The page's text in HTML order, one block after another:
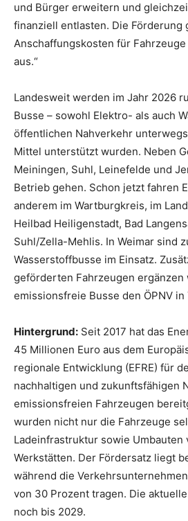
und Bürger erweitern und
finanziell entlasten. Die Förderung
Anschaffungskosten für
aus.“
Landesweit werden im Jahr 2026
Busse – sowohl Elektro- als auch
öffentlichen Nahverkehr
Mittel unterstützt wurden. Neben
Meiningen, Suhl, Leinefelde und
Betrieb gehen. Schon jetzt fahren
anderem im Wartburgkreis, im
Heilbad Heiligenstadt, Bad
Suhl/Zella-Mehlis. In Weimar sind
Wasserstoffbusse im Einsatz.
geförderten Fahrzeugen ergänzen
emissionsfreie Busse den ÖPNV
Hintergrund: Seit 2017 hat das
45 Millionen Euro aus dem
regionale Entwicklung (EFRE) für
nachhaltigen und zukunftsfähigen
emissionsfreien Fahrzeugen
wurden nicht nur die Fahrzeuge
Ladeinfrastruktur sowie Umbauten
Werkstätten. Der Fördersatz liegt
während die
von 30 Prozent tragen. Die
noch bis 2029.